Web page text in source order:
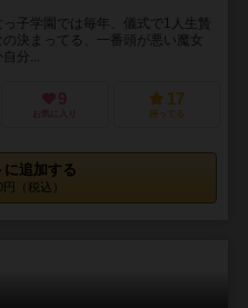
子学園では毎年、儀式で1人生贄
決まってる、一番頭が悪い魔女
分...
9
お気に入り
17
持ってる
に追加する
（税込）